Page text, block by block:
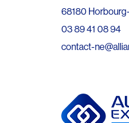
68180
03 89 41 08 94
contact-